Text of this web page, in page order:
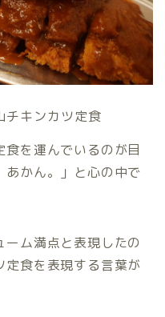
キンカツ定食
を運んでいるのが目
あかん。」と心の中で
ム満点と表現したの
食を表現する言葉が